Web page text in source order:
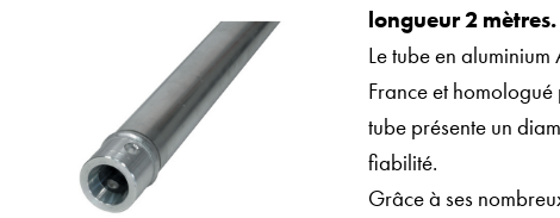
longueur 2 mètres.
Le tube en
France et homologué
tube présente un
fiabilité.
Grâce à ses